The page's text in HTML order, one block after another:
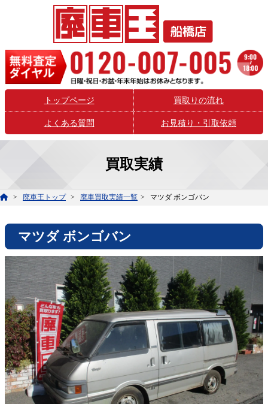
トップページ 買取りの流れ
よくある質問 お見積り・引取依頼
買取実績
廃車王トップ 廃車買取実績一覧 マツダ ボンゴバン
マツダ ボンゴバン